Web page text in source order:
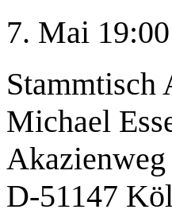
7. Mai 19:00
Stammtisch
Michael
Akazienweg
D-51147